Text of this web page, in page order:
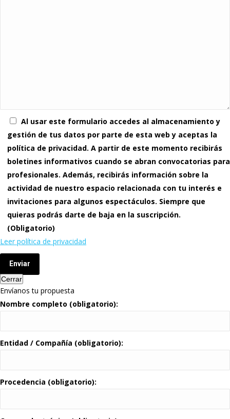
Al usar este formulario accedes al almacenamiento y
gestión de tus datos por parte de esta web y aceptas la
política de privacidad. A partir de este momento recibirás
boletines informativos cuando se abran convocatorias para
profesionales. Además, recibirás información sobre la
actividad de nuestro espacio relacionada con tu interés e
invitaciones para algunos espectáculos. Siempre que
quieras podrás darte de baja en la suscripción.
(Obligatorio)
Leer política de privacidad
Enviar
Cerrar
Envíanos tu propuesta
Nombre completo (obligatorio):
Entidad / Compañía (obligatorio):
Procedencia (obligatorio):